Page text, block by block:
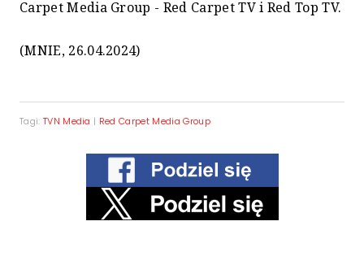
Carpet Media Group - Red Carpet TV i Red Top TV.
(MNIE, 26.04.2024)
Tagi: TVN Media | Red Carpet Media Group